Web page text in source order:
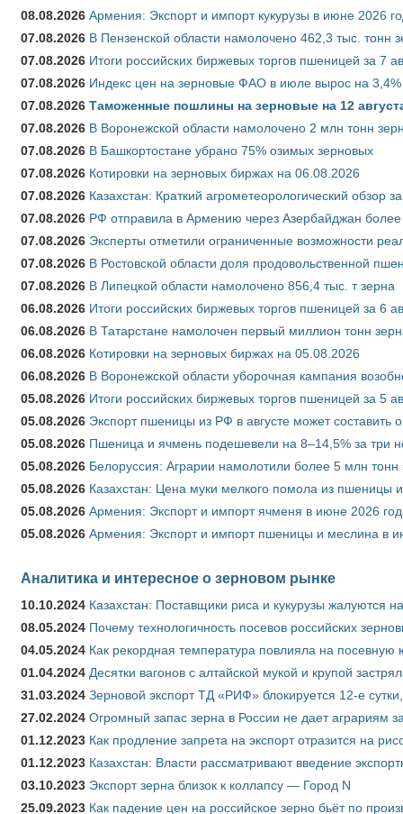
08.08.2026 Армения: Экспорт и импорт кукурузы в июне 2026
07.08.2026 В Пензенской области намолочено 462,3 тыс. тонн
07.08.2026 Итоги российских биржевых торгов пшеницей за 7
07.08.2026 Индекс цен на зерновые ФАО в июле вырос на 3,4%
07.08.2026 Таможенные пошлины на зерновые на 12
07.08.2026 В Воронежской области намолочено 2 млн тонн
07.08.2026 В Башкортостане убрано 75% озимых зерновых
07.08.2026 Котировки на зерновых биржах на 06.08.2026
07.08.2026 Казахстан: Краткий агрометеорологический обзор
07.08.2026 РФ отправила в Армению через Азербайджан более
07.08.2026 Эксперты отметили ограниченные возможности
07.08.2026 В Ростовской области доля продовольственной
07.08.2026 В Липецкой области намолочено 856,4 тыс. т зерна
06.08.2026 Итоги российских биржевых торгов пшеницей за 6
06.08.2026 В Татарстане намолочен первый миллион тонн
06.08.2026 Котировки на зерновых биржах на 05.08.2026
06.08.2026 В Воронежской области уборочная кампания
05.08.2026 Итоги российских биржевых торгов пшеницей за 5
05.08.2026 Экспорт пшеницы из РФ в августе может составить
05.08.2026 Пшеница и ячмень подешевели на 8–14,5% за три
05.08.2026 Белоруссия: Аграрии намолотили более 5 млн тонн
05.08.2026 Казахстан: Цена муки мелкого помола из пшеницы
05.08.2026 Армения: Экспорт и импорт ячменя в июне 2026
05.08.2026 Армения: Экспорт и импорт пшеницы и меслина в
Аналитика и интересное о зерновом рынке
10.10.2024 Казахстан: Поставщики риса и кукурузы жалуются
08.05.2024 Почему технологичность посевов российских
04.05.2024 Как рекордная температура повлияла на
01.04.2024 Десятки вагонов с алтайской мукой и крупой
31.03.2024 Зерновой экспорт ТД «РИФ» блокируется 12-е
27.02.2024 Огромный запас зерна в России не дает аграриям
01.12.2023 Как продление запрета на экспорт отразится на
01.12.2023 Казахстан: Власти рассматривают введение
03.10.2023 Экспорт зерна близок к коллапсу — Город N
25.09.2023 Как падение цен на российское зерно бьёт по